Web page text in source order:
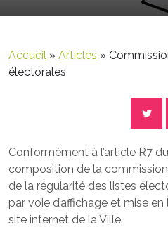
Accueil » Articles »
électorales
Conformément à l’article R7
composition de la
de la régularité des listes
par voie d’affichage et mise en
site internet de la Ville.